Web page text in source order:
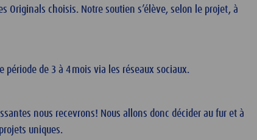
Originals choisis. Notre soutien s’élève, selon le projet, à
de 3 à 4 mois via les réseaux sociaux.
nous recevrons! Nous allons donc décider au fur et à
uniques.